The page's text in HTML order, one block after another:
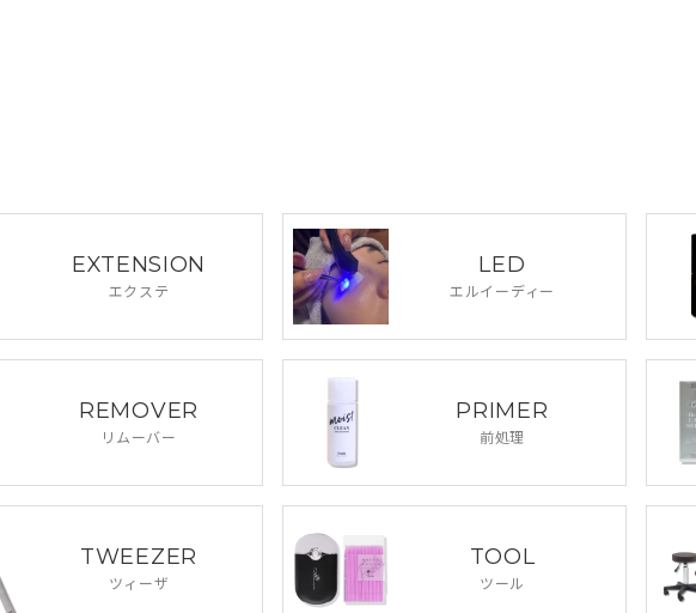
EXTENSION
エクステ
LED
エルイーディー
REMOVER
リムーバー
PRIMER
前処理
TWEEZER
ツィーザ
TOOL
ツール